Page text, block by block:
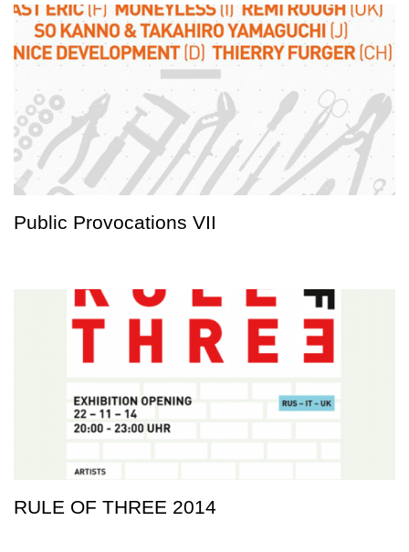
Public Provocations VII
RULE OF THREE 2014